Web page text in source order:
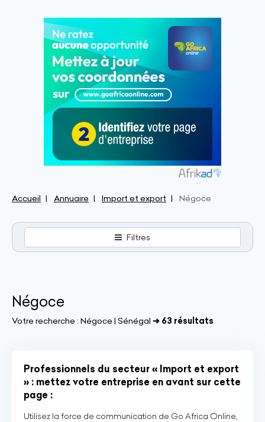
Accueil Annuaire Import et export Négoce
Filtres
Négoce
Votre recherche : Négoce | Sénégal ➔ 63 résultats
Professionnels du secteur « Import et export
» : mettez votre entreprise en avant sur cette
page :
Utilisez la force de communication de Go Africa Online,